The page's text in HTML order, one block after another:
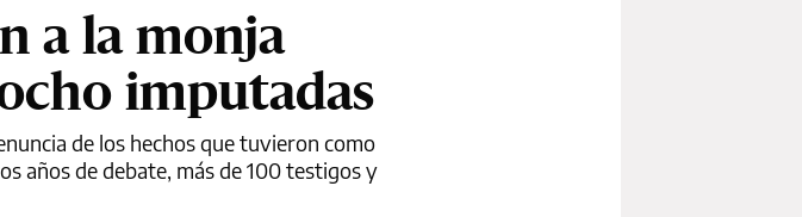
a la monja
imputadas
de los hechos que tuvieron como
años de debate, más de 100 testigos y